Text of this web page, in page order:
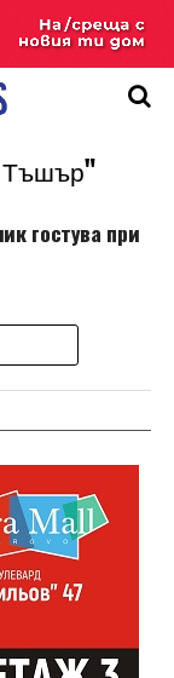
Тъшър"
гостува при